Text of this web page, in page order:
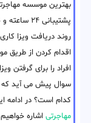
بهترین موسسه
پشتیبانی
روند دریافت ویزا
اقدام کردن از طریق
افراد را برای گرفتن
سوال پیش می آید که
کدام است؟ در ادامه
مهاجرتی اشاره